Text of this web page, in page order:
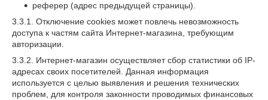
реферер (адрес предыдущей страницы).
3.3.1. Отключение cookies может повлечь невозможность
доступа к частям сайта Интернет-магазина, требующим
авторизации.
3.3.2. Интернет-магазин осуществляет сбор статистики об IP-
адресах своих посетителей. Данная информация
используется с целью выявления и решения технических
проблем, для контроля законности проводимых финансовых